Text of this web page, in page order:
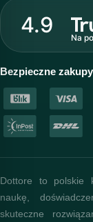
Strefa profesjonalisty
Nasz zespół
Akademia i szkolenia
Baza wiedzy
4.9
Na
Bezpieczne zakupy
Dottore to polskie
naukę,
skuteczne